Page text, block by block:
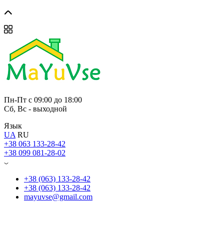
Пн-Пт с 09:00 до 18:00
Сб, Вс - выходной
Язык
UA RU
+38 063 133-28-42
+38 099 081-28-02
+38 (063) 133-28-42
+38 (063) 133-28-42
mayuvse@gmail.com